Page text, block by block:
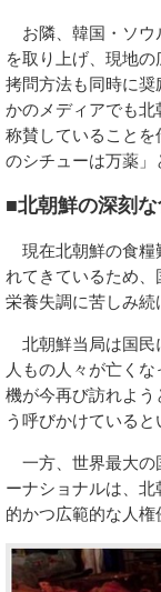
お隣、韓国・ソウ
を取り上げ、現地
拷問方法も同時に
かのメディアでも北
称賛していることを
のシチューは万薬」
■北朝鮮の深刻
現在北朝鮮の食糧
れてきているため
栄養失調に苦しみ続
北朝鮮当局は国民
人もの人々が亡く
機が今再び訪れよう
う呼びかけていると
一方、世界最大の
ーナショナルは、
的かつ広範的な人権